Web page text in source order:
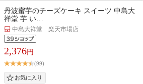
丹波蜜芋のチーズケーキ スイーツ 中島大
祥堂 芋 い…
中島大祥堂 楽天市場店
2,376円
(99)